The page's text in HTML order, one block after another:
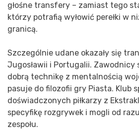
głośne transfery – zamiast tego
którzy potrafią wyłowić perełki w
granicą.
Szczególnie udane okazały się
Jugosławii i Portugalii. Zawodnicy
dobrą technikę z mentalnością
pasuje do filozofii gry Piasta. Klub
doświadczonych piłkarzy z
specyfikę rozgrywek i mogli od
zespołu.